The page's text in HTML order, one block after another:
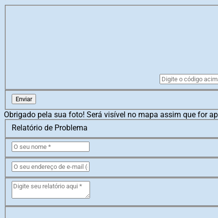
Enviar
Obrigado pela sua foto! Será visível no mapa assim que for
Relatório de Problema